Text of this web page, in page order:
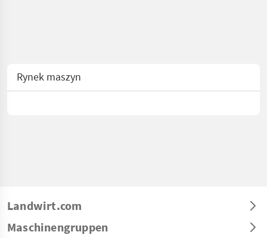
Rynek maszyn
Landwirt.com
Maschinengruppen